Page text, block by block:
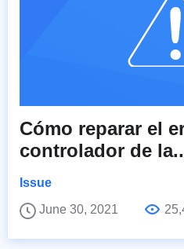
Cómo reparar el
controlador de
Issue
June 30, 2021